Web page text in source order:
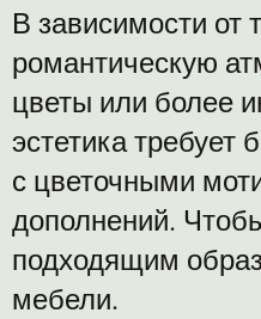
В зависимости от
романтическую
цветы или более
эстетика требует
с цветочными
дополнений.
подходящим
мебели.